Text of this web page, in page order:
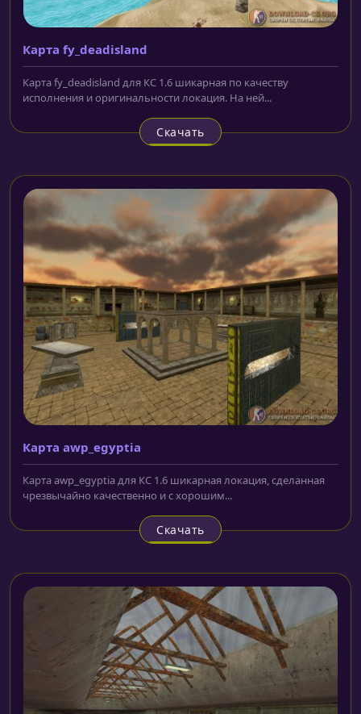
Карта fy_deadisland
Карта fy_deadisland для КС 1.6 шикарная по качеству
исполнения и оригинальности локация. На ней...
Скачать
Карта awp_egyptia
Карта awp_egyptia для КС 1.6 шикарная локация, сделанная
чрезвычайно качественно и с хорошим...
Скачать